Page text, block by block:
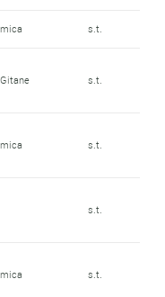
s.t.
s.t.
s.t.
s.t.
s.t.